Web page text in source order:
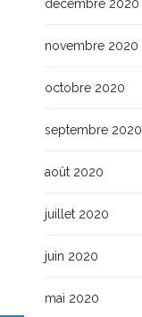
décembre 2020
novembre 2020
octobre 2020
septembre 2020
août 2020
juillet 2020
juin 2020
mai 2020